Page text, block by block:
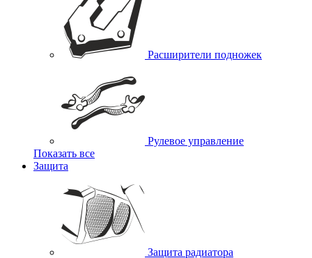
Расширители подножек
Рулевое управление
Показать все
Защита
Защита радиатора